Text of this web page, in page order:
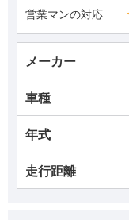
営業マンの対応
メーカー
車種
年式
走行距離